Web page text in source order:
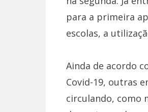
para a primeira
escolas, a
Ainda de acordo
Covid-19, outras
circulando, como